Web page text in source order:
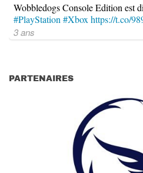
Wobbledogs Console Edition est
#PlayStation #Xbox https://t.co/
3 ans
PARTENAIRES